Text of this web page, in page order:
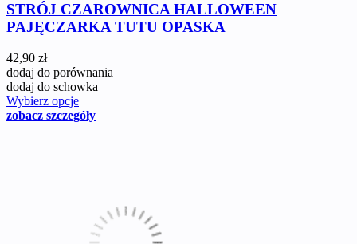
STRÓJ CZAROWNICA HALLOWEEN
PAJĘCZARKA TUTU OPASKA
42,90 zł
dodaj do porównania
dodaj do schowka
Wybierz opcje
zobacz szczegóły